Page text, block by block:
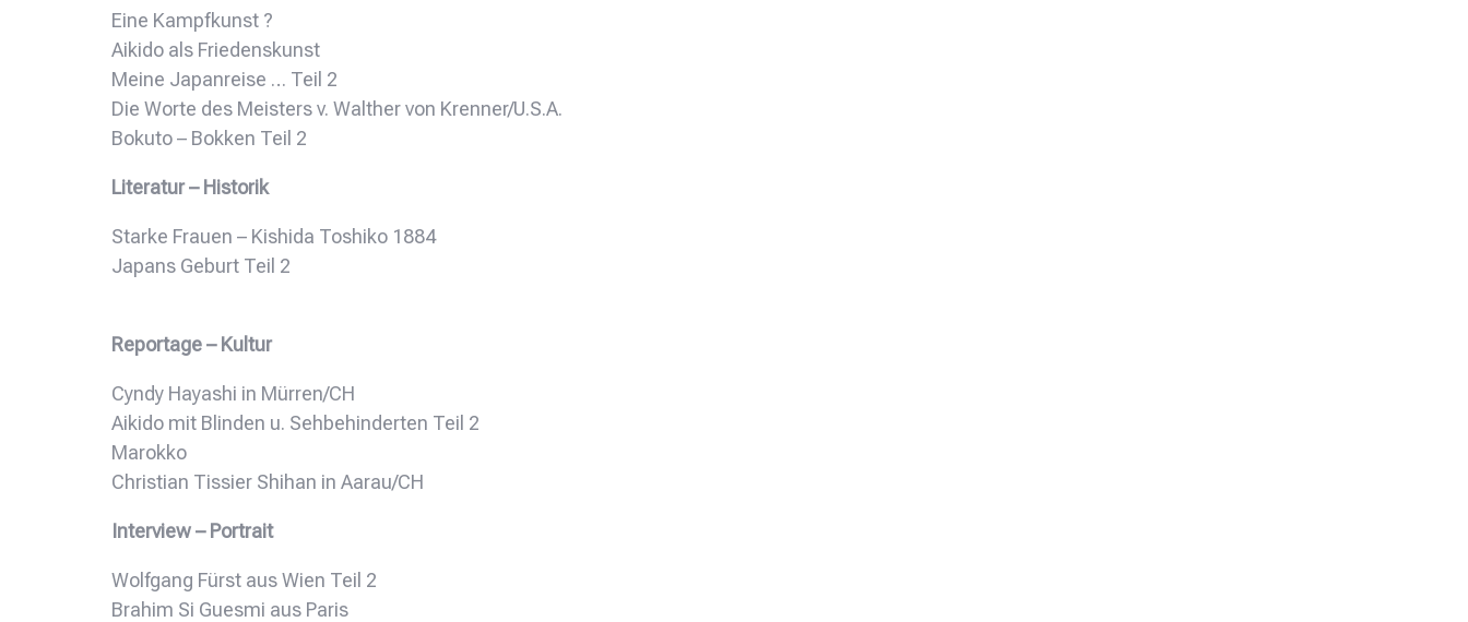
Eine Kampfkunst ?
Aikido als Friedenskunst
Meine Japanreise … Teil 2
Die Worte des Meisters v. Walther von Krenner/U.S.A.
Bokuto – Bokken Teil 2
Literatur – Historik
Starke Frauen – Kishida Toshiko 1884
Japans Geburt Teil 2
Reportage – Kultur
Cyndy Hayashi in Mürren/CH
Aikido mit Blinden u. Sehbehinderten Teil 2
Marokko
Christian Tissier Shihan in Aarau/CH
Interview – Portrait
Wolfgang Fürst aus Wien Teil 2
Brahim Si Guesmi aus Paris